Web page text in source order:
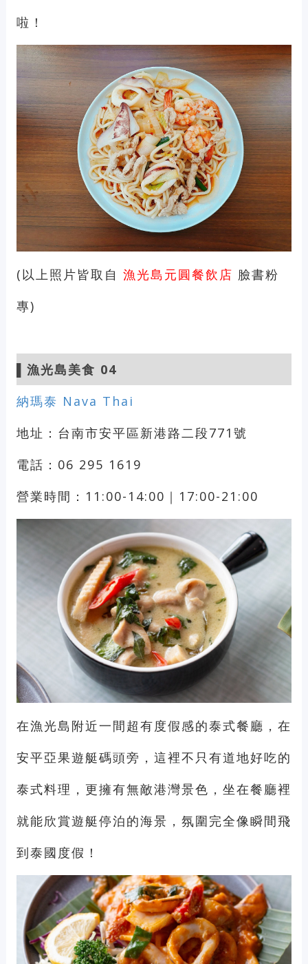
啦！
(以上照片皆取自 漁光島元圓餐飲店 臉書粉
專)
▌漁光島美食 04
納瑪泰 Nava Thai
地址：台南市安平區新港路二段771號
電話：06 295 1619
營業時間：11:00-14:00｜17:00-21:00
在漁光島附近一間超有度假感的泰式餐廳，在
安平亞果遊艇碼頭旁，這裡不只有道地好吃的
泰式料理，更擁有無敵港灣景色，坐在餐廳裡
就能欣賞遊艇停泊的海景，氛圍完全像瞬間飛
到泰國度假！